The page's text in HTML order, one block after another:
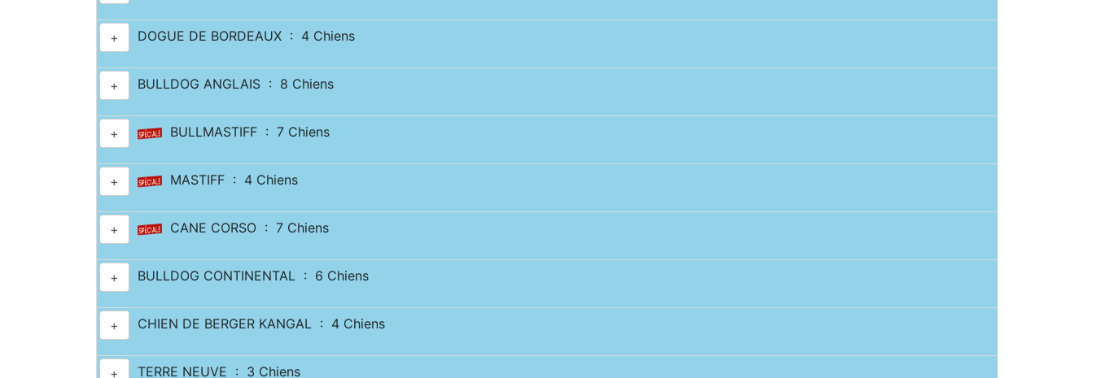
+ DOGUE DE BORDEAUX : 4 Chiens
+ BULLDOG ANGLAIS : 8 Chiens
+ BULLMASTIFF : 7 Chiens
+ MASTIFF : 4 Chiens
+ CANE CORSO : 7 Chiens
+ BULLDOG CONTINENTAL : 6 Chiens
+ CHIEN DE BERGER KANGAL : 4 Chiens
+ TERRE NEUVE : 3 Chiens